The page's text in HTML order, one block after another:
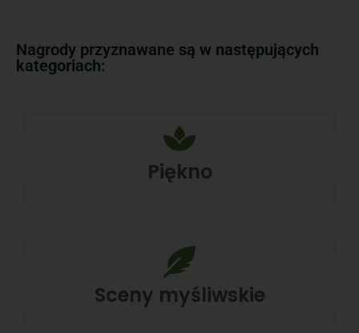
Nagrody przyznawane są w następujących
kategoriach:
Piękno
Sceny myśliwskie